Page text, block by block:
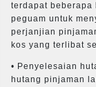
terdapat beberapa
peguam untuk
perjanjian
kos yang terlibat
• Penyelesaian
hutang pinjaman